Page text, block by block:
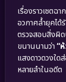
เรื่องราวเซตฉ
อวกาศล้ำยุคได้
ตรวจสอบสิ่งผิ
ขนานนามว่า“
แสงดาวดวงใ
หลายลำในอดีต